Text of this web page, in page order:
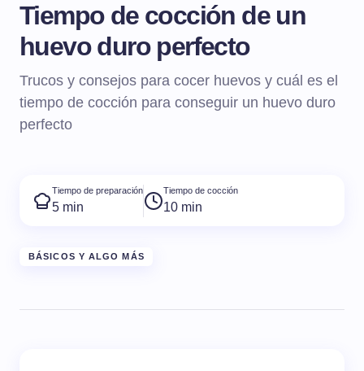
Tiempo de cocción de un
huevo duro perfecto
Trucos y consejos para cocer huevos y cuál es el
tiempo de cocción para conseguir un huevo duro
perfecto
Tiempo de preparación
5 min
Tiempo de cocción
10 min
BÁSICOS Y ALGO MÁS